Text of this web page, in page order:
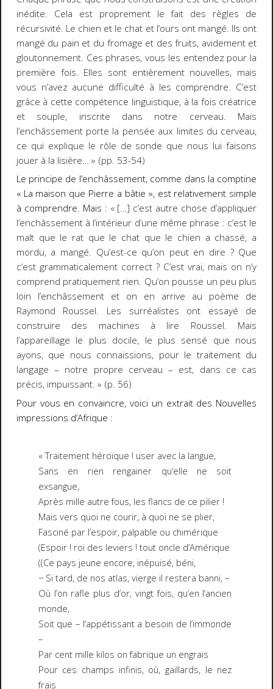
inédite. Cela est proprement le fait des règles de
récursivité. Le chien et le chat etl’ours ont mangé. Ils ont
mangé du pain et du fromage et des fruits, avidement et
gloutonnement. Ces phrases, vous les entendez pour la
première fois. Elles sont entièrement nouvelles, mais
vous n’avez aucune difficulté à les comprendre. C’est
grâce à cette compétence linguistique, à la fois créatrice
et souple, inscrite dans notre cerveau. Mais
l’enchâssement porte la pensée aux limites du cerveau,
ce qui explique le rôle de sonde que nous lui faisons
jouer à la lisière… » (pp. 53-54)
Le principe de l’enchâssement, comme dans la comptine
« La maison que Pierre a bâtie », est relativement simple
à comprendre. Mais : « […] c’est autre chose d’appliquer
l’enchâssement à l’intérieur d’une même phrase : c’est le
malt que le rat que le chat que le chien a chassé, a
mordu, a mangé. Qu’est-ce qu’on peut en dire ? Que
c’est grammaticalement correct ? C’est vrai, mais on n’y
comprend pratiquement rien. Qu’on pousse un peu plus
loin l’enchâssement et on en arrive au poème de
Raymond Roussel. Les surréalistes ont essayé de
construire des machines à lire Roussel. Mais
l’appareillage le plus docile, le plus sensé que nous
ayons, que nous connaissions, pour le traitement du
langage – notre propre cerveau – est, dans ce cas
précis, impuissant. » (p. 56)
Pour vous en convaincre, voici un extrait des Nouvelles
impressions d’Afrique :
« Traitement héroïque ! user avec la langue,
Sans en rien rengainer qu’elle ne soit
exsangue,
Après mille autre fous, les flancs de ce pilier !
Mais vers quoi ne courir, à quoi ne se plier,
Fasciné par l’espoir, palpable ou chimérique
(Espoir ! roi des leviers ! tout oncle d’Amérique
((Ce pays jeune encore, inépuisé, béni,
− Si tard, de nos atlas, vierge il restera banni, –
Où l’on rafle plus d’or, vingt fois, qu’en l’ancien
monde,
Soit que – l’appétissant a besoin de l’immonde
–
Par cent mille kilos on fabrique un engrais
Pour ces champs infinis, où, gaillards, le nez
frais